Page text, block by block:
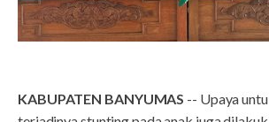
KABUPATEN BANYUMAS -- Upaya